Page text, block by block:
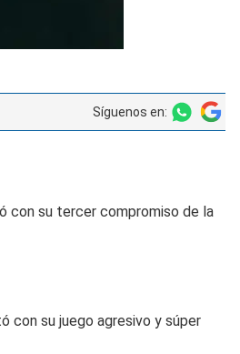
Síguenos en:
con su tercer compromiso de la
con su juego agresivo y súper